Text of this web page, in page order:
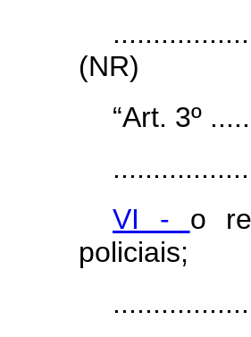
(NR)
“Art. 3º
VI - o
policiais;